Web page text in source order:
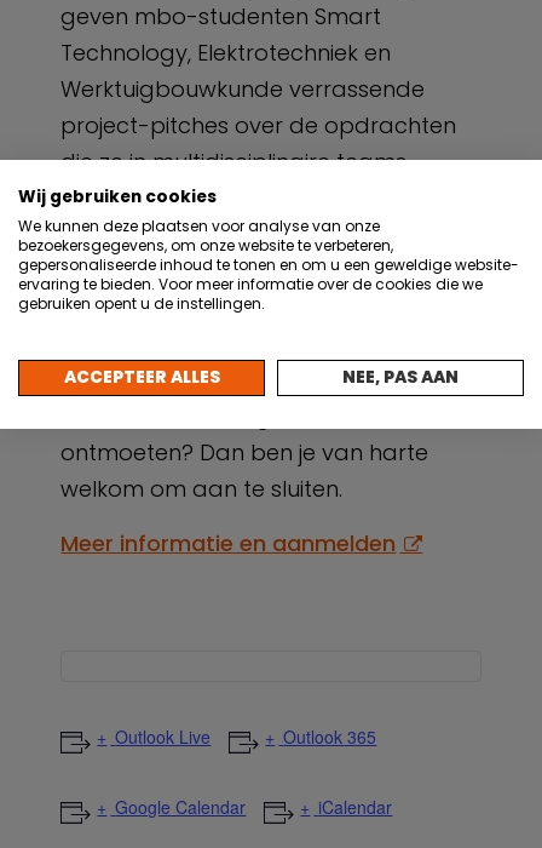
geven mbo-studenten Smart
Technology, Elektrotechniek en
Werktuigbouwkunde verrassende
project-pitches over de opdrachten
die ze in multidisciplinaire teams
opdrachten hebben uitgevoerd voor
bedrijven in de regio. Mooi om te
ervaren welke rol het
beroepsonderwijs en deze nieuwe
in de digitale transitie. Wil je de
ontmoeten? Dan ben je van harte
welkom om aan te sluiten.
Meer informatie en aanmelden
Outlook Live Outlook 365
Google Calendar iCalendar
Wij gebruiken cookies
We kunnen deze plaatsen voor analyse van onze
bezoekersgegevens, om onze website te verbeteren,
gepersonaliseerde inhoud te tonen en om u een geweldige website-
ervaring te bieden. Voor meer informatie over de cookies die we
gebruiken opent u de instellingen.
ACCEPTEER ALLES NEE, PAS AAN